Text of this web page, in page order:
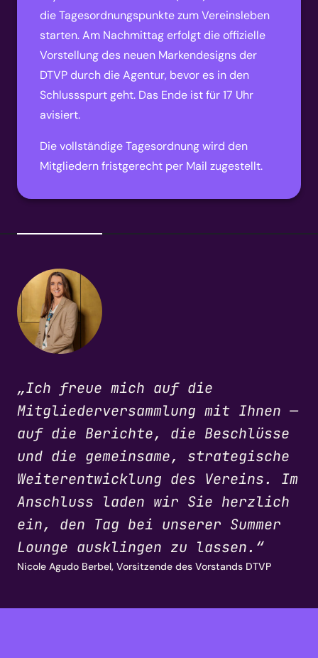
die Tagesordnungspunkte zum Vereinsleben
starten. Am Nachmittag erfolgt die offizielle
Vorstellung des neuen Markendesigns der
DTVP durch die Agentur, bevor es in den
Schlussspurt geht. Das Ende ist für 17 Uhr
avisiert.
Die vollständige Tagesordnung wird den
Mitgliedern fristgerecht per Mail zugestellt.
„Ich freue mich auf die
Mitgliederversammlung mit Ihnen —
auf die Berichte, die Beschlüsse
und die gemeinsame, strategische
Weiterentwicklung des Vereins. Im
Anschluss laden wir Sie herzlich
ein, den Tag bei unserer Summer
Lounge ausklingen zu lassen.“
Nicole Agudo Berbel, Vorsitzende des Vorstands DTVP